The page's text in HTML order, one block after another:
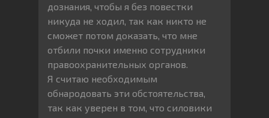
дознания, чтобы я без повестки
никуда не ходил, так как никто не
сможет потом доказать, что мне
отбили почки именно сотрудники
правоохранительных органов.
Я считаю необходимым
обнародовать эти обстоятельства,
так как уверен в том, что силовики